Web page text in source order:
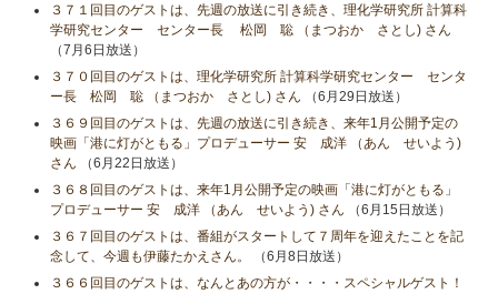
３７１回目のゲストは、先週の放送に引き続き、理化学研究所 計算科
学研究センター センター長 松岡 聡 （まつおか さとし) さん
（7月6日放送）
３７０回目のゲストは、理化学研究所 計算科学研究センター センタ
ー長 松岡 聡 （まつおか さとし) さん （6月29日放送）
３６９回目のゲストは、先週の放送に引き続き、来年1月公開予定の
映画「港に灯がともる」プロデューサー 安 成洋 （あん せいよう)
さん （6月22日放送）
３６８回目のゲストは、来年1月公開予定の映画「港に灯がともる」
プロデューサー 安 成洋 （あん せいよう) さん （6月15日放送）
３６７回目のゲストは、番組がスタートして７周年を迎えたことを記
念して、今週も伊藤たかえさん。
（6月8日放送）
３６６回目のゲストは、なんとあの方が・・・・スペシャルゲスト！